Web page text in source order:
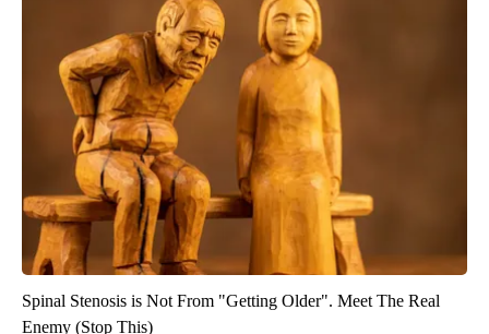
Spinal Stenosis is Not From "Getting Older". Meet The Real
Enemy (Stop This)